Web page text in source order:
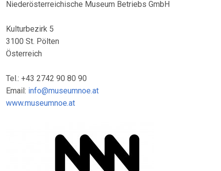
Niederösterreichische Museum Betriebs GmbH
Kulturbezirk 5
3100 St. Pölten
Österreich
Tel.: +43 2742 90 80 90
Email: info@museumnoe.at
www.museumnoe.at